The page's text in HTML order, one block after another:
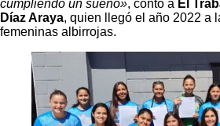
cumpliendo un sueño», contó a El
Díaz Araya, quien llegó el año 2022 a
femeninas albirrojas.